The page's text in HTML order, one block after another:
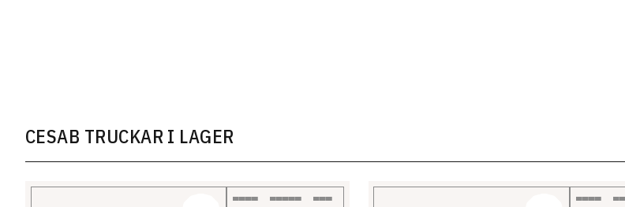
CESAB TRUCKAR I LAGER
PRIS EXCL. MOMS